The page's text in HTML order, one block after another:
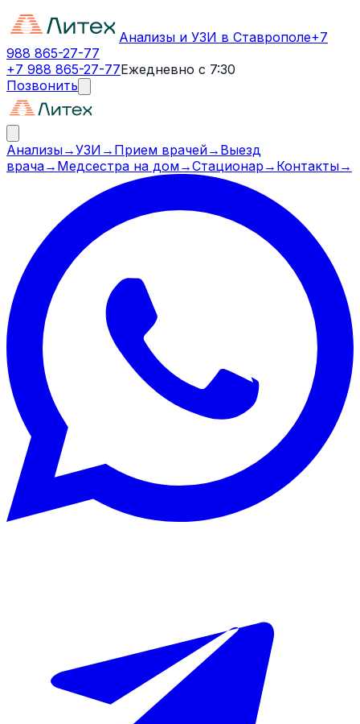
Анализы и УЗИ в Ставрополе+7
988 865-27-77
+7 988 865-27-77Ежедневно с 7:30
Позвонить
Анализы→УЗИ → Прием врачей→ Выезд
врача→ Медсестра на дом→Стационар → Контакты→